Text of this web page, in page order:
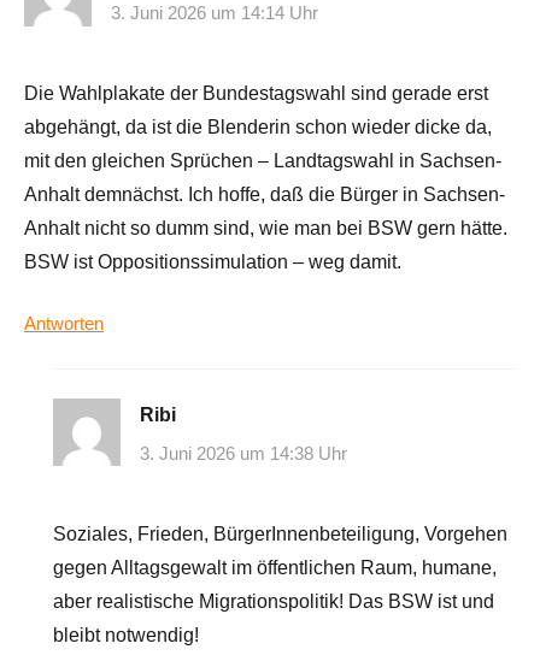
3. Juni 2026 um 14:14 Uhr
Die Wahlplakate der Bundestagswahl sind gerade erst
abgehängt, da ist die Blenderin schon wieder dicke da,
mit den gleichen Sprüchen – Landtagswahl in Sachsen-
Anhalt demnächst. Ich hoffe, daß die Bürger in Sachsen-
Anhalt nicht so dumm sind, wie man bei BSW gern hätte.
BSW ist Oppositionssimulation – weg damit.
Antworten
Ribi
3. Juni 2026 um 14:38 Uhr
Soziales, Frieden, BürgerInnenbeteiligung, Vorgehen
gegen Alltagsgewalt im öffentlichen Raum, humane,
aber realistische Migrationspolitik! Das BSW ist und
bleibt notwendig!